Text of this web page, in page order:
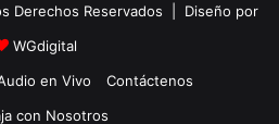
i
n
a
u
i
e
Derechos Reservados | Diseño por
WGdigital
en Vivo
Contáctenos
con Nosotros